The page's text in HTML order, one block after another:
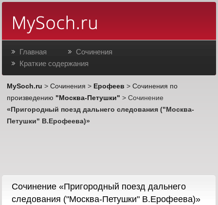
Главная
Сочинения
Краткие содержания
MySoch.ru >Сочинения > Ерофеев >Сочинения по
произведению "Москва-Петушки" > Сочинение
«Пригородный поезд дальнего следования ("Москва-
Петушки" В.Ерофеева)»
Cочинение «Пригородный поезд дальнего
следования ("Москва-Петушки" В.Ерофеева)»